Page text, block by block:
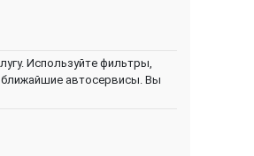
Используйте фильтры,
ближайшие автосервисы. Вы